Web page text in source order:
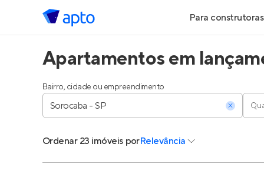
Para construtoras
Geração de
Geração de
Apartamentos em
Bairro, cidade ou empreendimento
Ordenar 23 imóveis porRelevância